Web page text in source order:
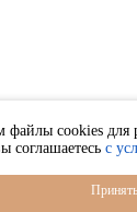
cookies для
соглашаетесь с